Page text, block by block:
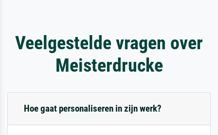
Veelgestelde vragen over
Meisterdrucke
Hoe gaat personaliseren in zijn werk?